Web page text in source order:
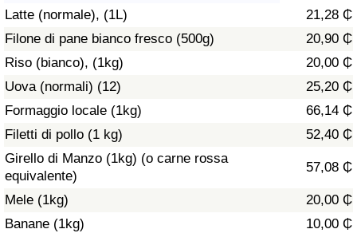
Latte (normale), (1L)
21,28 ₵
Filone di pane bianco fresco (500g)
20,90 ₵
Riso (bianco), (1kg)
20,00 ₵
Uova (normali) (12)
25,20 ₵
Formaggio locale (1kg)
66,14 ₵
Filetti di pollo (1 kg)
52,40 ₵
Girello di Manzo (1kg) (o carne rossa
equivalente)
57,08 ₵
Mele (1kg)
20,00 ₵
Banane (1kg)
10,00 ₵
Indice dell’Assistenza Sanitaria (Corrente)
Indice dell’Assistenza Sanitaria
Indice dell’Assistenza Sanitaria per
Nazione
Inquinamento